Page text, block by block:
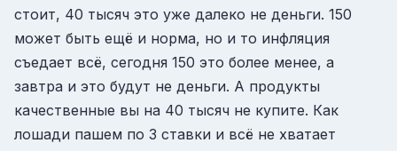
стоит, 40 тысяч это уже далеко не деньги. 150
может быть ещё и норма, но и то инфляция
съедает всё, сегодня 150 это более менее, а
завтра и это будут не деньги. А продукты
качественные вы на 40 тысяч не купите. Как
лошади пашем по 3 ставки и всё не хватает